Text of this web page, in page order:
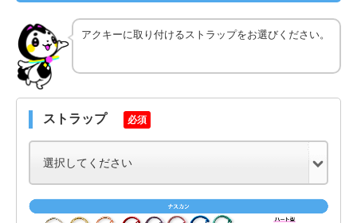
アクキーに取り付けるストラップをお選びください。
ストラップ 必須